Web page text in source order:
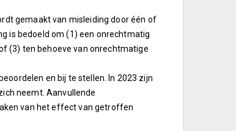
gemaakt van misleiding door één of
is bedoeld om (1) een onrechtmatig
(3) ten behoeve van onrechtmatige
en bij te stellen. In 2023 zijn
neemt. Aanvullende
van het effect van getroffen